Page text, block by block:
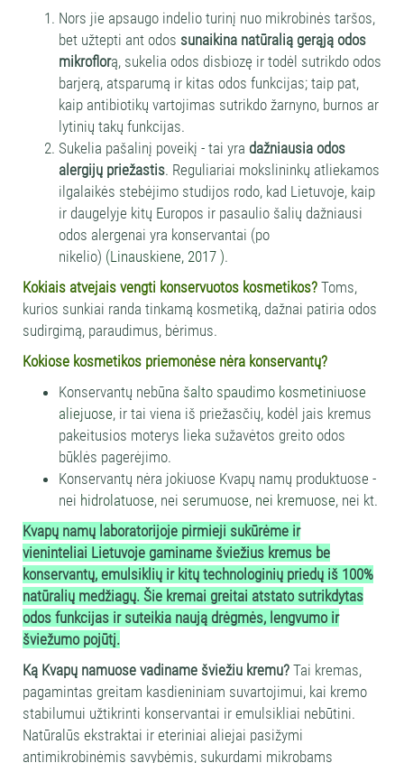
Nors jie apsaugo indelio turinį nuo mikrobinės taršos,
bet užtepti ant odos sunaikina natūralią gerąją odos
mikroflorą, sukelia odos disbiozę ir todėl sutrikdo odos
barjerą, atsparumą ir kitas odos funkcijas; taip pat,
kaip antibiotikų vartojimas sutrikdo žarnyno, burnos ar
lytinių takų funkcijas.
Sukelia pašalinį poveikį - tai yra dažniausia odos
alergijų priežastis. Reguliariai mokslininkų atliekamos
ilgalaikės stebėjimo studijos rodo, kad Lietuvoje, kaip
ir daugelyje kitų Europos ir pasaulio šalių dažniausi
odos alergenai yra konservantai (po
nikelio) (Linauskiene, 2017 ).
Kokiais atvejais vengti konservuotos kosmetikos? Toms,
kurios sunkiai randa tinkamą kosmetiką, dažnai patiria odos
sudirgimą, paraudimus, bėrimus.
Kokiose kosmetikos priemonėse nėra konservantų?
Konservantų nebūna šalto spaudimo kosmetiniuose
aliejuose, ir tai viena iš priežasčių, kodėl jais kremus
pakeitusios moterys lieka sužavėtos greito odos
būklės pagerėjimo.
Konservantų nėra jokiuose Kvapų namų produktuose -
nei hidrolatuose, nei serumuose, nei kremuose, nei kt.
Kvapų namų laboratorijoje pirmieji sukūrėme ir
vieninteliai Lietuvoje gaminame šviežius kremus be
konservantų, emulsiklių ir kitų technologinių priedų iš 100%
natūralių medžiagų. Šie kremai greitai atstato sutrikdytas
odos funkcijas ir suteikia naują drėgmės, lengvumo ir
šviežumo pojūtį.
Ką Kvapų namuose vadiname šviežiu kremu? Tai kremas,
pagamintas greitam kasdieniniam suvartojimui, kai kremo
stabilumui užtikrinti konservantai ir emulsikliai nebūtini.
Natūralūs ekstraktai ir eteriniai aliejai pasižymi
antimikrobinėmis savybėmis, sukurdami mikrobams